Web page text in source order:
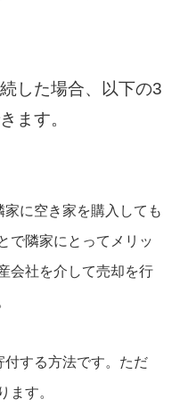
した場合、以下の3
ます。
に空き家を購入しても
で隣家にとってメリッ
会社を介して売却を行
する方法です。ただ
ます。